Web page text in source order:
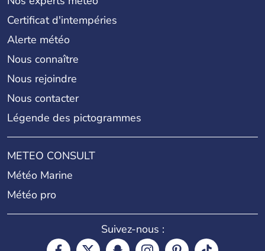
Certificat d'intempéries
Alerte météo
Nous connaître
Nous rejoindre
Nous contacter
Légende des pictogrammes
METEO CONSULT
Météo Marine
Météo pro
Suivez-nous :